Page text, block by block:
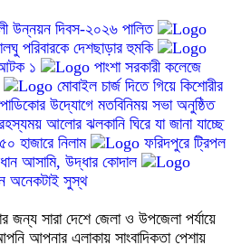
উন্নয়ন দিবস-২০২৬ পালিত
পরিবারকে দেশছাড়ার হুমকি
আটক ১
পাংশা সরকারী কলেজে
মোবাইল চার্জ দিতে গিয়ে কিশোরীর
উদ্যোগে মতবিনিময় সভা অনুষ্ঠিত
আলোর ঝলকানি ঘিরে যা জানা যাচ্ছে
হাজারে নিলাম
ফরিদপুরে ট্রিপল
আসামি, উদ্ধার কোদাল
অনেকটাই সুস্থ
জন্য সারা দেশে জেলা ও উপজেলা পর্যায়ে
আপনার এলাকায় সাংবাদিকতা পেশায়